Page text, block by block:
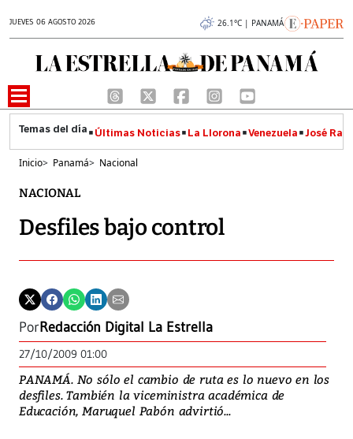
JUEVES 06 AGOSTO 2026 26.1°C | PANAMÁ
Últimas Noticias La Llorona Venezuela José
Inicio> Panamá> Nacional
NACIONAL
Desfiles bajo control
PorRedacción Digital La Estrella
27/10/2009 01:00
PANAMÁ. No sólo el cambio de ruta es lo nuevo en los
desfiles. También la viceministra académica de
Educación, Maruquel Pabón advirtió...